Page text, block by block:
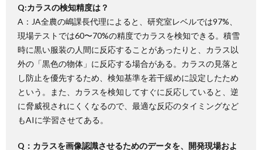
Q:カラスの検知精度は？
A：JA全農の嶋課長代理によると、研究室レベルでは97%、
現場テストでは60〜70%の精度でカラスを検知できる。積雪
時に黒い服装の人間に反応することがあったりと、カラス以
外の「黒色の物体」に反応する場合がある。カラスの見落と
し防止を優先するため、検知基準を若干緩めに設定したため
という。また、カラスを検知してすぐに反応していると、逆
に脅威視されにくくなるので、最適な反応のタイミングなど
もAIに学習させてある。
Q：カラスを画像認識させるためのデータを、開発現場およ